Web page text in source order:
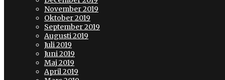
November 2019
Oktober 2019
September 2019
Augusti 2019
Juli 2019
Juni 2019
Maj 2019
April 2019